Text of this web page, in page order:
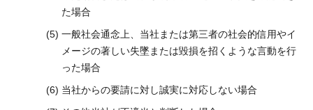
た場合
一般社会通念上、当社または第三者の社会的信用やイ
メージの著しい失墜または毀損を招くような言動を行
った場合
当社からの要請に対し誠実に対応しない場合